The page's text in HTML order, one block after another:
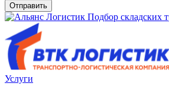
Отправить
Услуги